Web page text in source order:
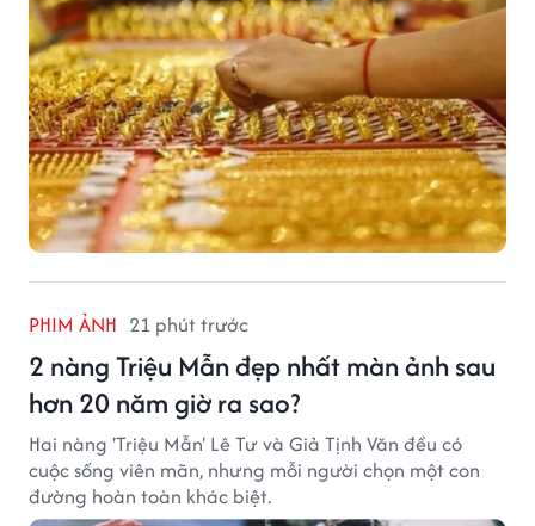
PHIM ẢNH 21 phút trước
2 nàng Triệu Mẫn đẹp nhất màn ảnh sau
hơn 20 năm giờ ra sao?
Hai nàng 'Triệu Mẫn' Lê Tư và Giả Tịnh Văn đều có
cuộc sống viên mãn, nhưng mỗi người chọn một con
đường hoàn toàn khác biệt.